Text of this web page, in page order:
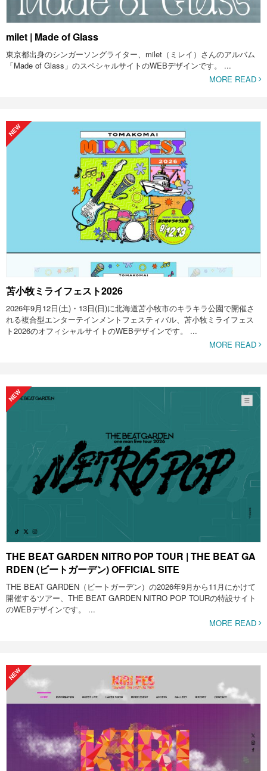
milet | Made of Glass
東京都出身のシンガーソングライター、milet（ミレイ）さんのアルバム
「Made of Glass」のスペシャルサイトのWEBデザインです。 ...
MORE READ
苫小牧ミライフェスト2026
2026年9月12日(土)・13日(日)に北海道苫小牧市のキラキラ公園で開催さ
れる複合型エンターテインメントフェスティバル、苫小牧ミライフェス
ト2026のオフィシャルサイトのWEBデザインです。 ...
MORE READ
THE BEAT GARDEN NITRO POP TOUR | THE BEAT GA
RDEN (ビートガーデン) OFFICIAL SITE
THE BEAT GARDEN（ビートガーデン）の2026年9月から11月にかけて
開催するツアー、THE BEAT GARDEN NITRO POP TOURの特設サイト
のWEBデザインです。 ...
MORE READ